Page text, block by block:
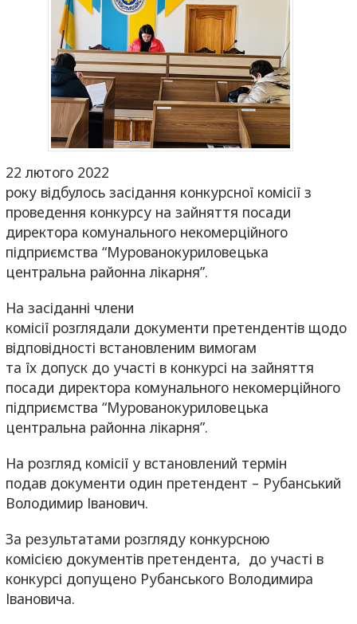
22 лютого 2022
року відбулось засідання конкурсної комісії з
проведення конкурсу на зайняття посади
директора комунального некомерційного
підприємства “Мурованокуриловецька
центральна районна лікарня”.
На засіданні члени
комісії розглядали документи претендентів щодо
відповідності встановленим вимогам
та їх допуск до участі в конкурсі на зайняття
посади директора комунального некомерційного
підприємства “Мурованокуриловецька
центральна районна лікарня”.
На розгляд комісії у встановлений термін
подав документи один претендент – Рубанський
Володимир Іванович.
За результатами розгляду конкурсною
комісією документів претендента, до участі в
конкурсі допущено Рубанського Володимира
Івановича.